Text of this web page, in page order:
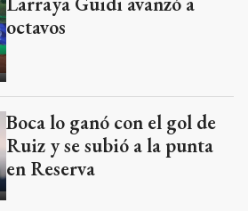
octavos
Boca lo ganó con el gol de
Ruiz y se subió a la punta
en Reserva